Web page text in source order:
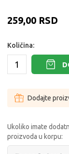
259,00 RSD
Količina:
Dodajte
Ukoliko imate
proizvoda u korpu: